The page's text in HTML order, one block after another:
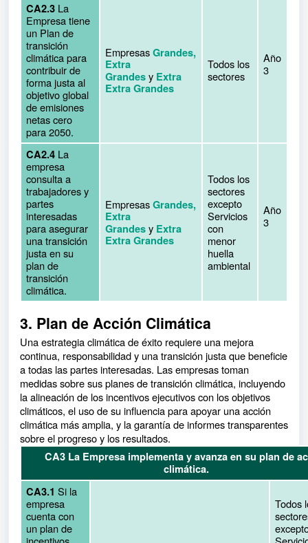
CA2.3 La
Empresa tiene
un Plan de
transición
climática para
contribuir de
forma justa al
objetivo global
de emisiones
netas cero
para 2050.
EmpresasGrandes,
Extra
Grandesy Extra
Extra Grandes
Todos los
sectores
Año
3
CA2.4 La
empresa
consulta a
trabajadores y
partes
interesadas
para asegurar
una transición
justa en su
plan de
transición
climática.
EmpresasGrandes,
Extra
Grandesy Extra
Extra Grandes
Todos los
sectores
excepto
Servicios
con
menor
huella
ambiental
Año
3
3. Plan de Acción Climática
Una estrategia climática de éxito requiere una mejora
continua, responsabilidad y una transición justa que beneficie
a todas las partes interesadas. Las empresas toman
medidas sobre sus planes de transición climática, incluyendo
la alineación de los incentivos ejecutivos con los objetivos
climáticos, el uso de su influencia para apoyar una acción
climática más amplia, y la garantía de informes transparentes
sobre el progreso y los resultados.
CA3 La Empresa implementa y avanza en su plan de
climática.
CA3.1 Si la
empresa
cuenta con
un plan de
Todos